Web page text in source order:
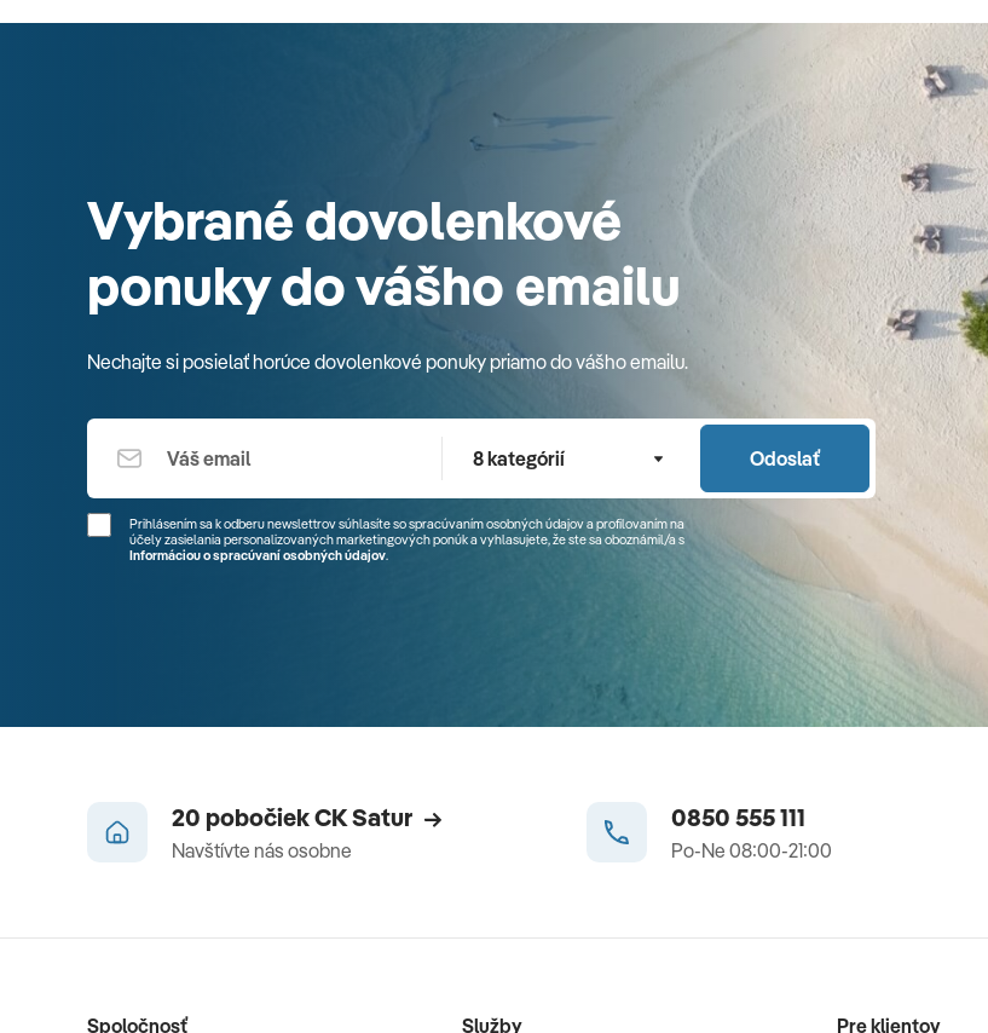
Vybrané dovolenkové
ponuky do vášho emailu
Nechajte si posielať horúce dovolenkové ponuky priamo do vášho emailu.
8 kategórií Odoslať
Prihlásením sa k odberu newslettrov súhlasíte so spracúvaním osobných údajov a profilovaním na
účely zasielania personalizovaných marketingových ponúk a vyhlasujete, že ste saoboznámil/as
Informáciou o spracúvaní osobných údajov.
20 pobočiek CK Satur
Navštívte nás osobne
0850 555 111
Po-Ne 08:00-21:00
Spoločnosť Služby Pre klientov